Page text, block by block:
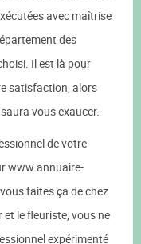
avec maîtrise
des
Il est là pour
satisfaction, alors
vous exaucer.
de votre
www.annuaire-
faites ça de chez
le fleuriste, vous ne
expérimenté